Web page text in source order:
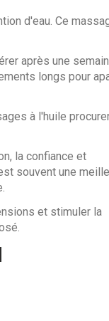
d'eau. Ce
après une
longs pour
à l'huile
la confiance et
souvent une
et stimuler la